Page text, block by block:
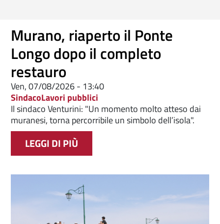
Murano, riaperto il Ponte
Longo dopo il completo
restauro
Ven, 07/08/2026 - 13:40
SindacoLavori pubblici
Il sindaco Venturini: "Un momento molto atteso dai
muranesi, torna percorribile un simbolo dell’isola".
LEGGI DI PIÙ